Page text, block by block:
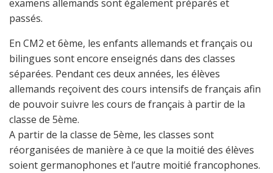
examens allemands sont également préparés et
passés.
En CM2 et 6ème, les enfants allemands et français ou
bilingues sont encore enseignés dans des classes
séparées. Pendant ces deux années, les élèves
allemands reçoivent des cours intensifs de français afin
de pouvoir suivre les cours de français à partir de la
classe de 5ème.
A partir de la classe de 5ème, les classes sont
réorganisées de manière à ce que la moitié des élèves
soient germanophones et l’autre moitié francophones.